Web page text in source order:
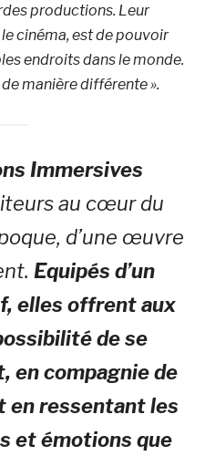
productions. Leur
cinéma, est de pouvoir
endroits dans le monde.
manière différente ».
Immersives
au cœur du
d’une œuvre
Equipés d’un
elles offrent aux
de se
en compagnie de
en ressentant les
et émotions que